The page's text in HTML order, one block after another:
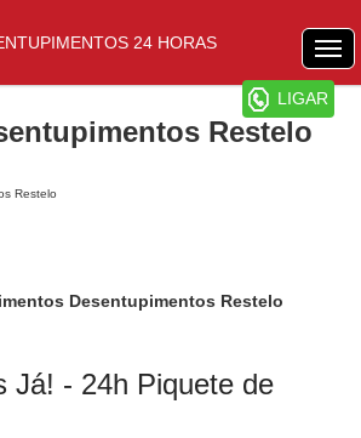
LIGAR
24 HORAS
Restelo
Restelo
Desentupimentos Restelo
Já! - 24h Piquete de